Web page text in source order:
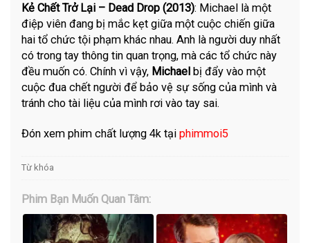
Kẻ Chết Trở Lại – Dead Drop (2013): Michael là một
điệp viên đang bị mắc kẹt giữa một cuộc chiến giữa
hai tổ chức tội phạm khác nhau. Anh là người duy nhất
có trong tay thông tin quan trọng, mà các tổ chức này
đều muốn có. Chính vì vậy, Michaelbị đẩy vào một
cuộc đua chết người để bảo vệ sự sống của mình và
tránh cho tài liệu của mình rơi vào tay sai.
Đón xem phim chất lượng 4k tạiphimmoi5
Từ khóa
Phim Bạn Muốn Quan Tâm: